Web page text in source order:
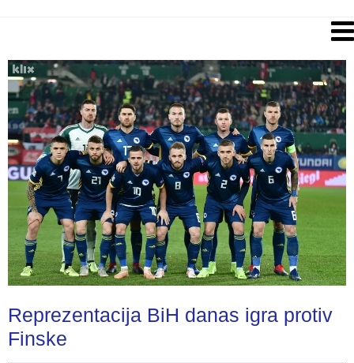
Reprezentacija BiH danas igra protiv
Finske